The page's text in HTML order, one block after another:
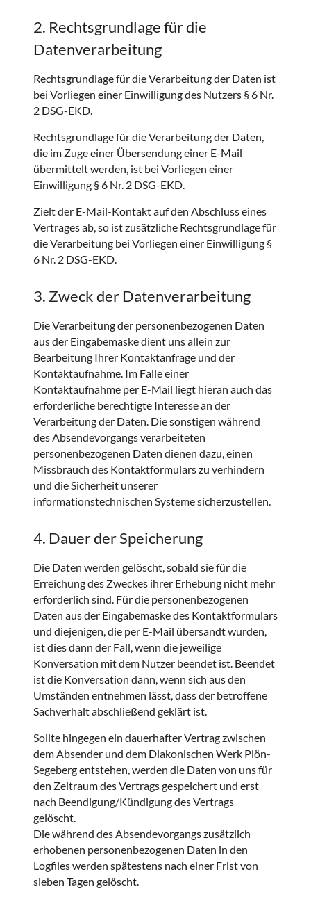
2. Rechtsgrundlage für die
Datenverarbeitung
Rechtsgrundlage für die Verarbeitung der Daten ist
bei Vorliegen einer Einwilligung des Nutzers § 6 Nr.
2 DSG-EKD.
Rechtsgrundlage für die Verarbeitung der Daten,
die im Zuge einer Übersendung einer E-Mail
übermittelt werden, ist bei Vorliegen einer
Einwilligung § 6 Nr. 2 DSG-EKD.
Zielt der E-Mail-Kontakt auf den Abschluss eines
Vertrages ab, so ist zusätzliche Rechtsgrundlage für
die Verarbeitung bei Vorliegen einer Einwilligung §
6 Nr. 2 DSG-EKD.
3. Zweck der Datenverarbeitung
Die Verarbeitung der personenbezogenen Daten
aus der Eingabemaske dient uns allein zur
Bearbeitung Ihrer Kontaktanfrage und der
Kontaktaufnahme. Im Falle einer
Kontaktaufnahme per E-Mail liegt hieran auch das
erforderliche berechtigte Interesse an der
Verarbeitung der Daten. Die sonstigen während
des Absendevorgangs verarbeiteten
personenbezogenen Daten dienen dazu, einen
Missbrauch des Kontaktformulars zu verhindern
und die Sicherheit unserer
informationstechnischen Systeme sicherzustellen.
4. Dauer der Speicherung
Die Daten werden gelöscht, sobald sie für die
Erreichung des Zweckes ihrer Erhebung nicht mehr
erforderlich sind. Für die personenbezogenen
Daten aus der Eingabemaske des Kontaktformulars
und diejenigen, die per E-Mail übersandt wurden,
ist dies dann der Fall, wenn die jeweilige
Konversation mit dem Nutzer beendet ist. Beendet
ist die Konversation dann, wenn sich aus den
Umständen entnehmen lässt, dass der betroffene
Sachverhalt abschließend geklärt ist.
Sollte hingegen ein dauerhafter Vertrag zwischen
dem Absender und dem Diakonischen Werk Plön-
Segeberg entstehen, werden die Daten von uns für
den Zeitraum des Vertrags gespeichert und erst
nach Beendigung/Kündigung des Vertrags
gelöscht.
Die während des Absendevorgangs zusätzlich
erhobenen personenbezogenen Daten in den
Logfiles werden spätestens nach einer Frist von
sieben Tagen gelöscht.